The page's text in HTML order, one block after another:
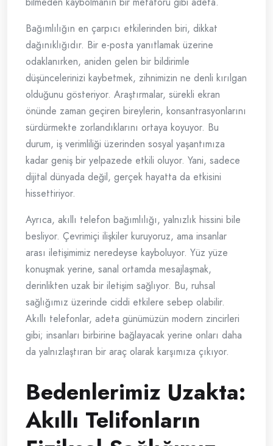
Bağımlılığın en çarpıcı etkilerinden biri, dikkat
dağınıklığıdır. Bir e-posta yanıtlamak üzerine
odaklanırken, aniden gelen bir bildirimle
düşüncelerinizi kaybetmek, zihnimizin ne denli kırılgan
olduğunu gösteriyor. Araştırmalar, sürekli ekran
önünde zaman geçiren bireylerin, konsantrasyonlarını
sürdürmekte zorlandıklarını ortaya koyuyor. Bu
durum, iş verimliliği üzerinden sosyal yaşantımıza
kadar geniş bir yelpazede etkili oluyor. Yani, sadece
dijital dünyada değil, gerçek hayatta da etkisini
hissettiriyor.
Ayrıca, akıllı telefon bağımlılığı, yalnızlık hissini bile
besliyor. Çevrimiçi ilişkiler kuruyoruz, ama insanlar
arası iletişimimiz neredeyse kayboluyor. Yüz yüze
konuşmak yerine, sanal ortamda mesajlaşmak,
derinlikten uzak bir iletişim sağlıyor. Bu, ruhsal
sağlığımız üzerinde ciddi etkilere sebep olabilir.
Akıllı telefonlar, adeta günümüzün modern zincirleri
gibi; insanları birbirine bağlayacak yerine onları daha
da yalnızlaştıran bir araç olarak karşımıza çıkıyor.
Bedenlerimiz Uzakta:
Akıllı Telifonların